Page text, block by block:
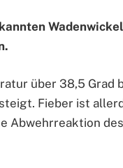
über 38,5 Grad
Fieber ist
Abwehrreaktion